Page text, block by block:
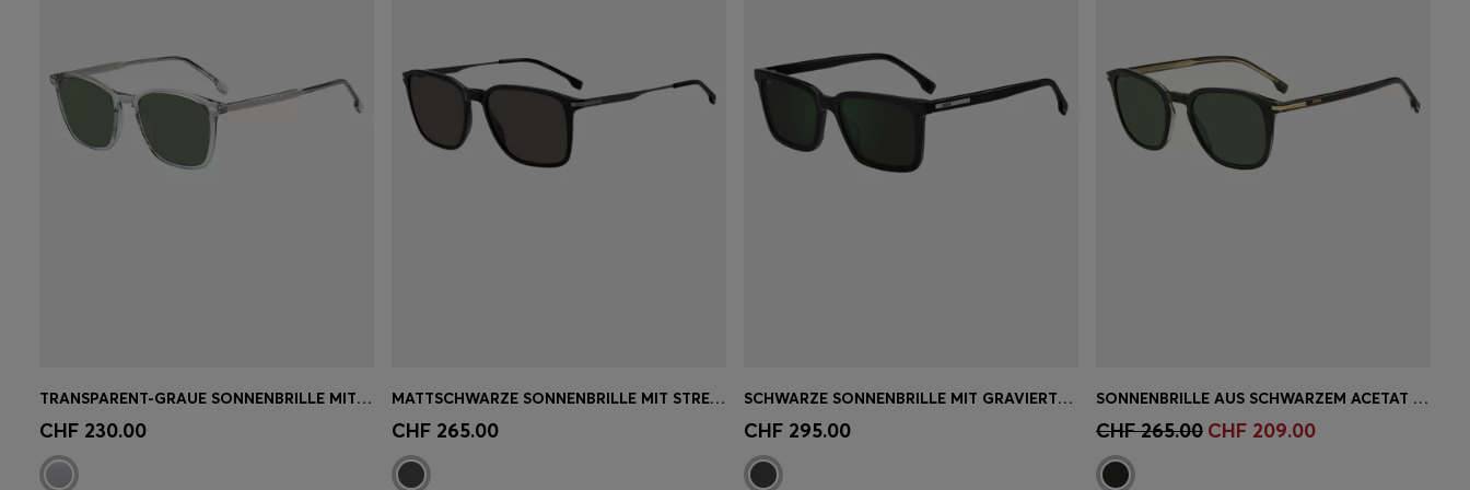
Schnelleinkauf
Grösse)
TRANSPARENT-GRAUE SONNENBRILLE MIT LOGO AN DEN BÜGELN
CHF 230.00 Schnelleinkauf
Grösse)
MATTSCHWARZE SONNENBRILLE MIT STREIFEN-DETAIL
CHF 265.00 Schnelleinkauf
Grösse)
SCHWARZE SONNENBRILLE MIT GRAVIERTER LOGO-PLAKETTE
CHF 295.00 Schnelleinkauf (Wähle deine
Grösse)
SONNENBRILLE AUS SCHWARZEM ACETAT MIT GOLDFARBENEN DETAILS
CHF 265.00 CHF 209.00